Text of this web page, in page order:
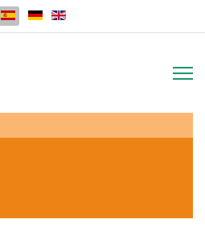
Seleccione su idioma